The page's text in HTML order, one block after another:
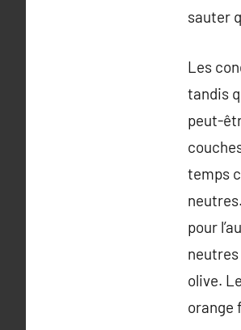
sauter
Les
tandis
peut-
temps
pour
olive.
orange